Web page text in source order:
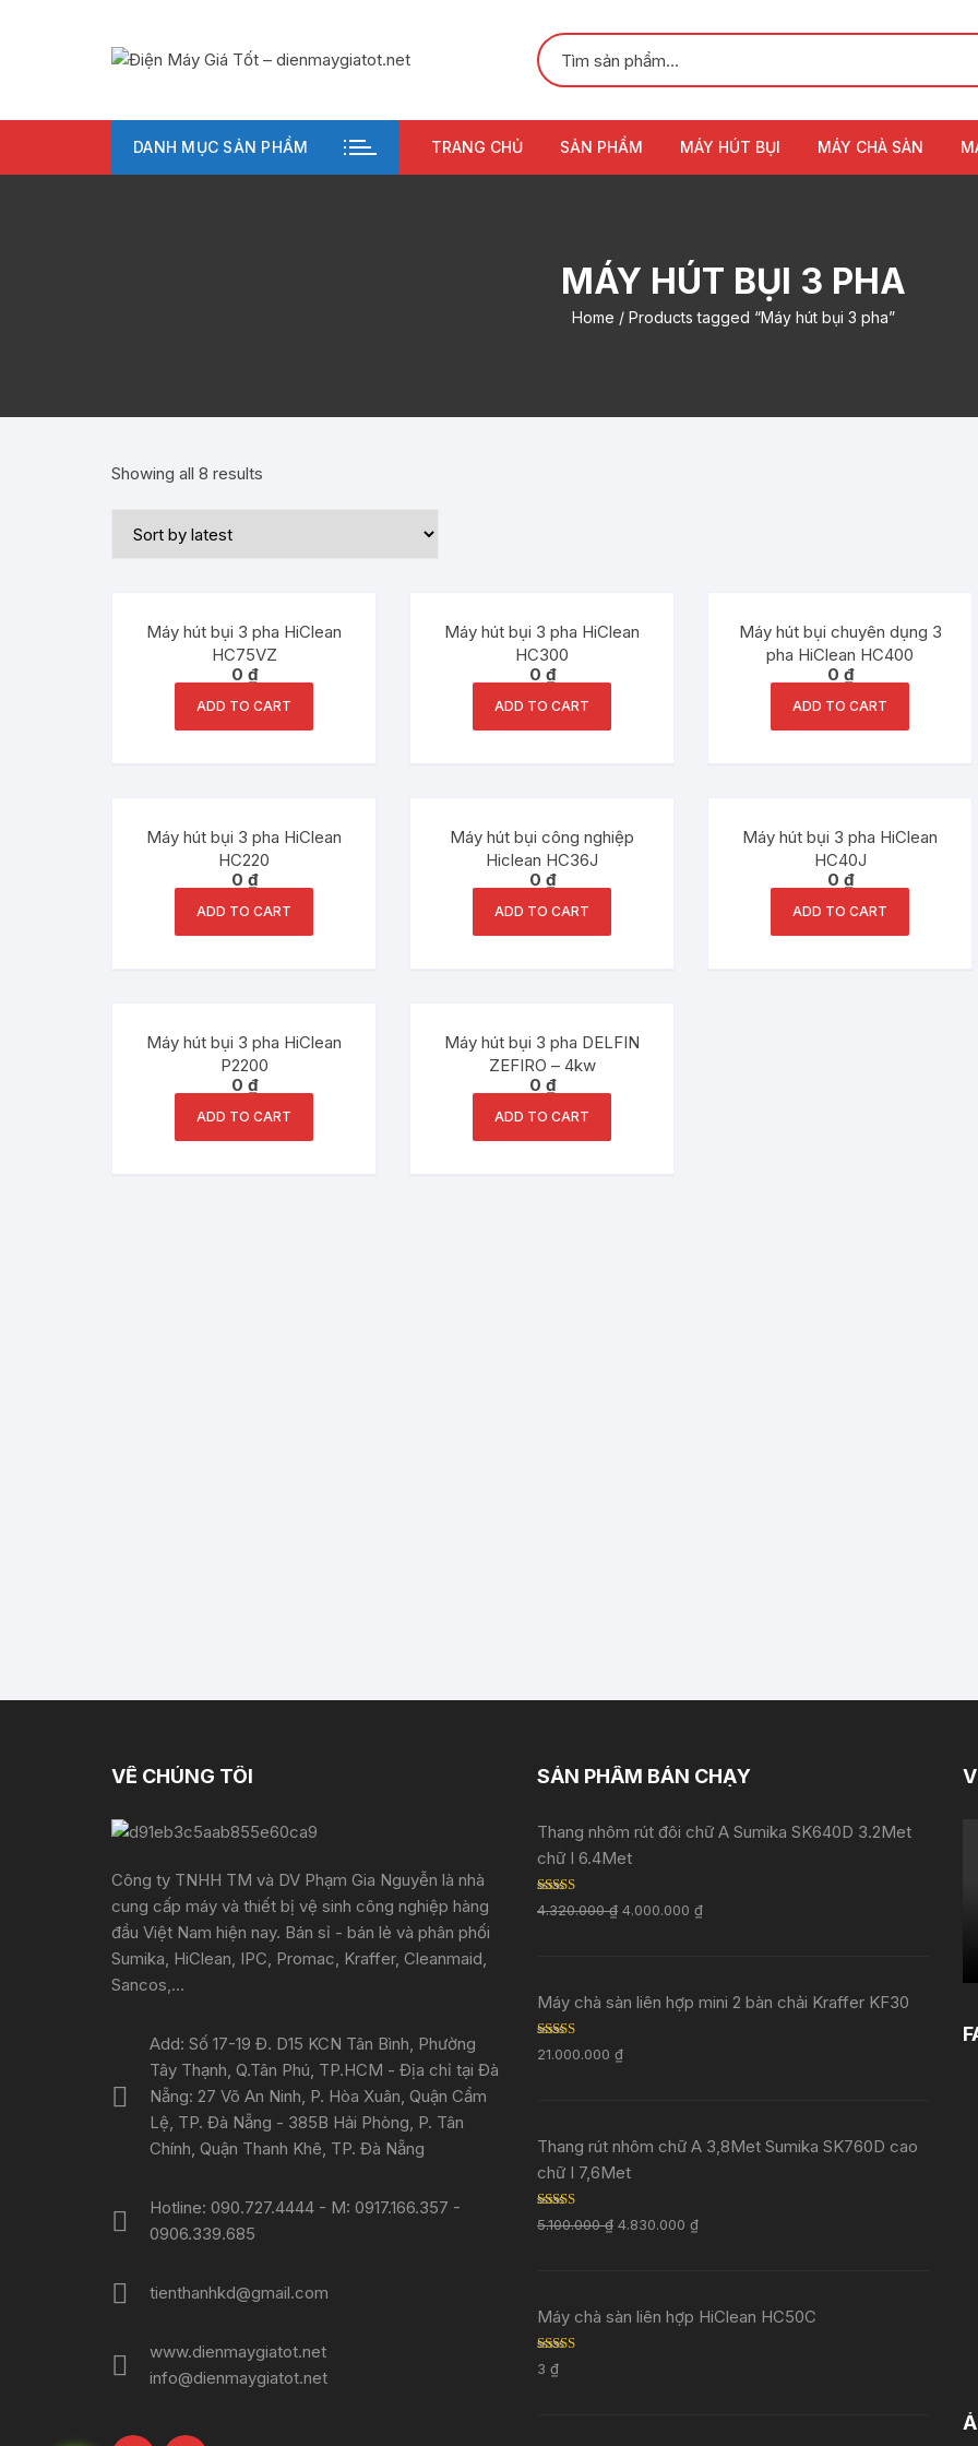
DANH MỤC SẢN PHẨM TRANG CHỦ SẢN PHẨM MÁY HÚT BỤI MÁY CHÀ SÀN
MÁY HÚT BỤI 3 PHA
Home / Products tagged “Máy hút bụi 3 pha”
Showing all 8 results
Máy hút bụi 3 pha HiClean
HC75VZ
0 ₫
ADD TO CART
Máy hút bụi 3 pha HiClean
HC300
0 ₫
ADD TO CART
Máy hút bụi chuyên dụng 3
pha HiClean HC400
0 ₫
ADD TO CART
Máy hút bụi 3 pha HiClean
HC220
0 ₫
ADD TO CART
Máy hút bụi công nghiệp
Hiclean HC36J
0 ₫
ADD TO CART
Máy hút bụi 3 pha HiClean
HC40J
0 ₫
ADD TO CART
Máy hút bụi 3 pha HiClean
P2200
0 ₫
ADD TO CART
Máy hút bụi 3 pha DELFIN
ZEFIRO – 4kw
0 ₫
ADD TO CART
VỀ CHÚNG TÔI
Công ty TNHH TM và DV Phạm Gia Nguyễn là nhà
cung cấp máy và thiết bị vệ sinh công nghiệp hàng
đầu Việt Nam hiện nay. Bán sỉ - bán lẻ và phân phối
Sumika, HiClean, IPC, Promac, Kraffer, Cleanmaid,
Sancos,...
Add: Số 17-19 Đ. D15 KCN Tân Bình, Phường
Tây Thạnh, Q.Tân Phú, TP.HCM - Địa chỉ tại Đà
Nẵng: 27 Võ An Ninh, P. Hòa Xuân, Quận Cẩm
Lệ, TP. Đà Nẵng - 385B Hải Phòng, P. Tân
Chính, Quận Thanh Khê, TP. Đà Nẵng
Hotline: 090.727.4444 - M: 0917.166.357 -
0906.339.685
tienthanhkd@gmail.com
www.dienmaygiatot.net
info@dienmaygiatot.net
SẢN PHẨM BÁN CHẠY
Thang nhôm rút đôi chữ A Sumika SK640D 3.2Met
chữ I 6.4Met
Rated 5.00
out of 5
4.320.000₫ 4.000.000 ₫
Máy chà sàn liên hợp mini 2 bàn chải Kraffer KF30
Rated5.00
out of 5
21.000.000 ₫
Thang rút nhôm chữ A 3,8Met Sumika SK760D cao
chữ I 7,6Met
Rated 5.00
out of 5
5.100.000₫ 4.830.000 ₫
Máy chà sàn liên hợp HiClean HC50C
Rated
out of 5
3 ₫